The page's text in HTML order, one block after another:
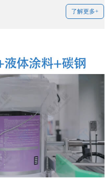
口机；
了解更多+